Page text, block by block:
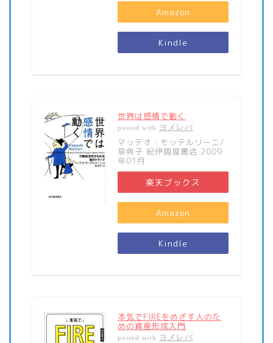
Amazon
Kindle
世界は感情で動く
posted with ヨメレバ
マッテオ・モッテルリーニ/
泉典子 紀伊國屋書店 2009
年01月
楽天ブックス
Amazon
Kindle
本気でFIREをめざす人のた
めの資産形成入門
posted with ヨメレバ